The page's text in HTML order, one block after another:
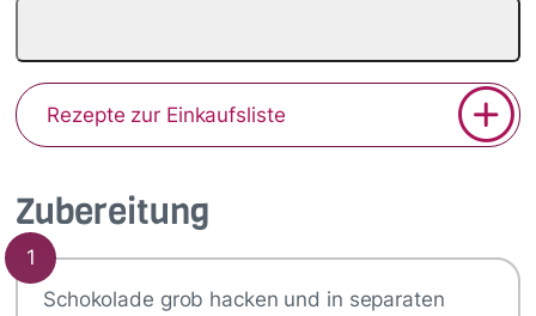
Zubereitung
1
Schokolade grob hacken und in separaten
Rezepte zur Einkaufsliste